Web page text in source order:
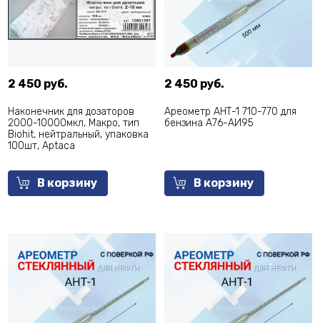
2 450 руб.
Наконечник для дозаторов
2000-10000мкл, Макро, тип
Biohit, нейтральный, упаковка
100шт, Aptaca
В корзину
2 450 руб.
Ареометр АНТ-1 710-770 для
бензина А76-АИ95
В корзину